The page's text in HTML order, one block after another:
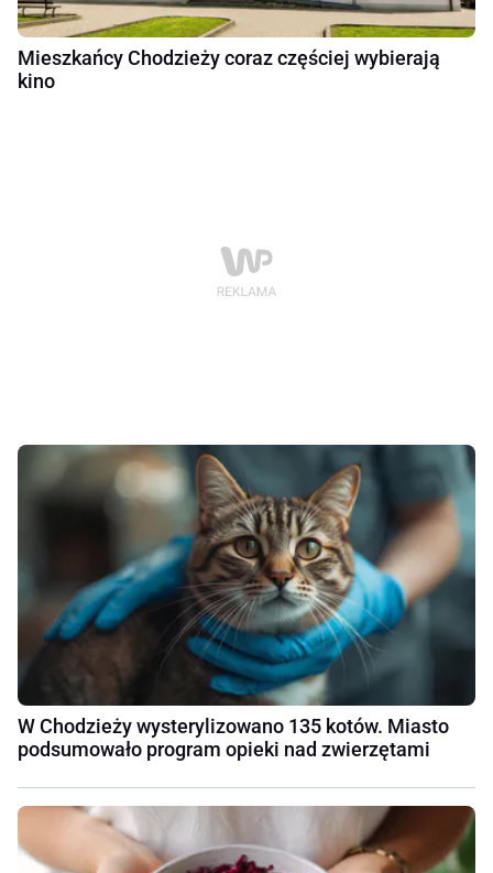
Mieszkańcy Chodzieży coraz częściej wybierają
kino
W Chodzieży wysterylizowano 135 kotów. Miasto
podsumowało program opieki nad zwierzętami